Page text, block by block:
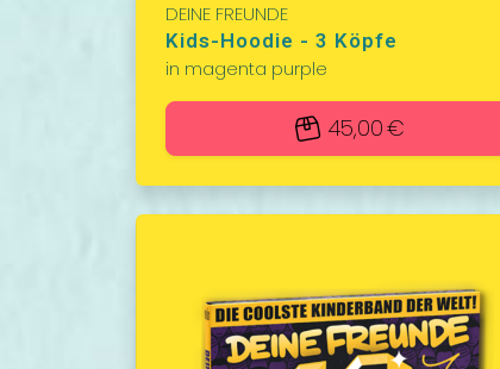
DEINE FREUNDE
Kids-Hoodie - 3 Köpfe
in magenta purple
45,00 €